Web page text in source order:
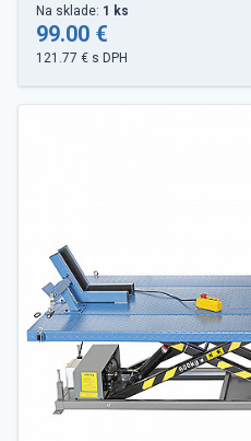
Na sklade: 1 ks
99.00 €
121.77 € s DPH